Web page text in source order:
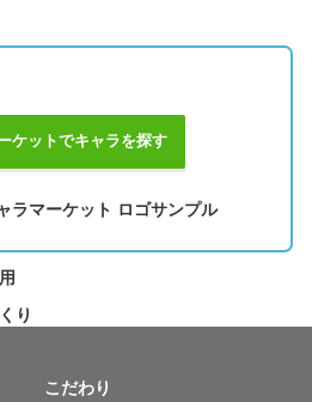
ケットでキャラを探す
こだわり